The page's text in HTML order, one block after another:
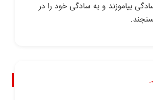
بیاموزند و به سادگی خود را در